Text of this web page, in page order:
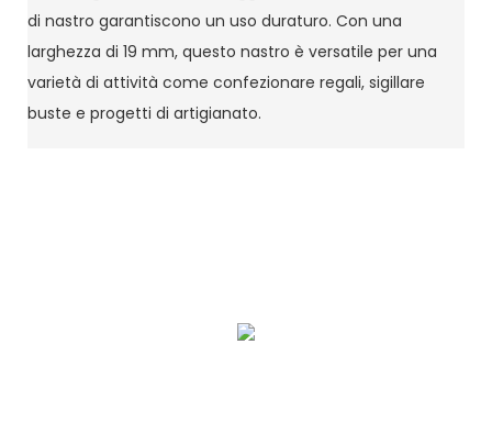
di nastro garantiscono un uso duraturo. Con una
larghezza di 19 mm, questo nastro è versatile per una
varietà di attività come confezionare regali, sigillare
buste e progetti di artigianato.